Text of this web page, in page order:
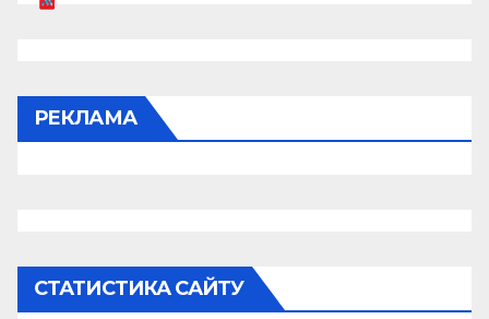
РЕКЛАМА
СТАТИСТИКА САЙТУ